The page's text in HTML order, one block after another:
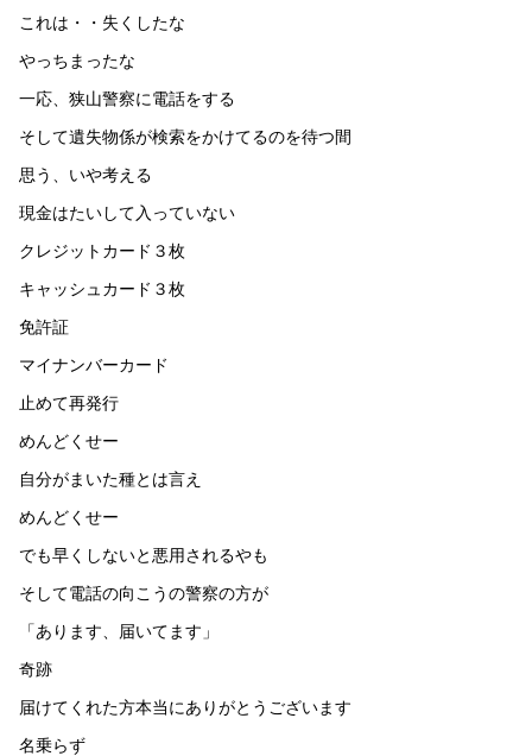
これは・・失くしたな
やっちまったな
一応、狭山警察に電話をする
そして遺失物係が検索をかけてるのを待つ間
思う、いや考える
現金はたいして入っていない
クレジットカード３枚
キャッシュカード３枚
免許証
マイナンバーカード
止めて再発行
めんどくせー
自分がまいた種とは言え
めんどくせー
でも早くしないと悪用されるやも
そして電話の向こうの警察の方が
「あります、届いてます」
奇跡
届けてくれた方本当にありがとうございます
名乗らず